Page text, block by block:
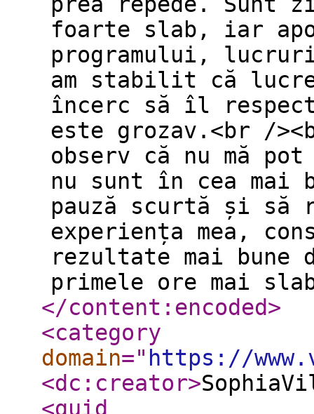
foarte slab, iar
programului,
am stabilit că
încerc să îl
este grozav.<br /
observ că nu mă
nu sunt în cea mai
pauză scurtă și să
experiența mea,
rezultate mai bune
primele ore mai
</content:encoded>
<category
domain=" https://
<dc:creator>
<guid